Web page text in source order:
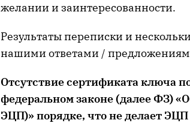
желании и заинтересованности.
Результаты переписки и
нашими ответами /
Отсутствие сертификата ключа
федеральном законе (далее ФЗ)
ЭЦП)» порядке, что не делает